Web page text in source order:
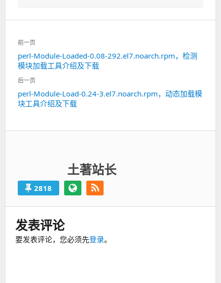
文
章
导
航
前一页
上
一
篇：
perl-Module-Loaded-0.08-292.el7.noarch.rpm，检测
模块加载工具介绍及下载
后一页
下
一
perl-Module-Load-0.24-3.el7.noarch.rpm，动态加载模
块工具介绍及下载
土著站长
2818
发表评论
要发表评论，您必须先登录。